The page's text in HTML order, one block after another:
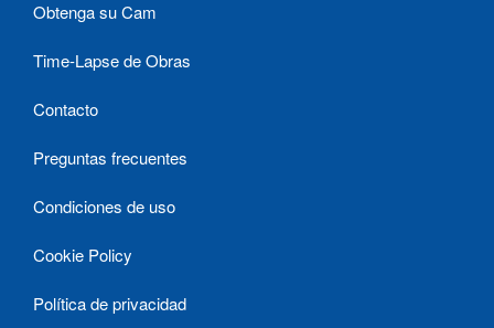
Obtenga su Cam
Time-Lapse de Obras
Contacto
Preguntas frecuentes
Condiciones de uso
Cookie Policy
Política de privacidad